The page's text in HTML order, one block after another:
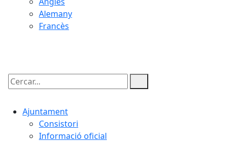
Alemany
Francès
Cercar:
Ajuntament
Consistori
Informació oficial